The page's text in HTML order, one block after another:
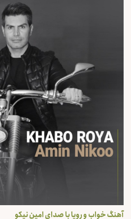
آهنگ خواب و رویا با صدای امین نیکو